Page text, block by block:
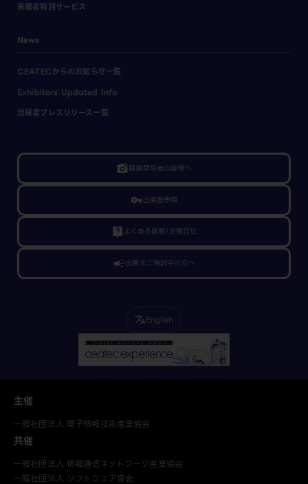
来場者特別サービス
News
CEATECからのお知らせ一覧
Exhibitors Updated Info
出展者プレスリリース一覧
linked_camera報道関係者の皆様へ
vpn_key出展者専用
live_help よくある質問/お問合せ
campaign出展をご検討中の方へ
translateEnglish
主催
一般社団法人 電子情報技術産業協会
共催
一般社団法人 情報通信ネットワーク産業協会
一般社団法人 ソフトウェア協会